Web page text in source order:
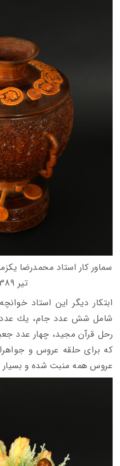
تیر 1389)
ابتکار دیگر این استاد
شامل شش عدد جام، يك عدد
رحل قرآن مجید، چهار عدد
که برای حلقه عروس و
عروس همه منبت شده و بسیار